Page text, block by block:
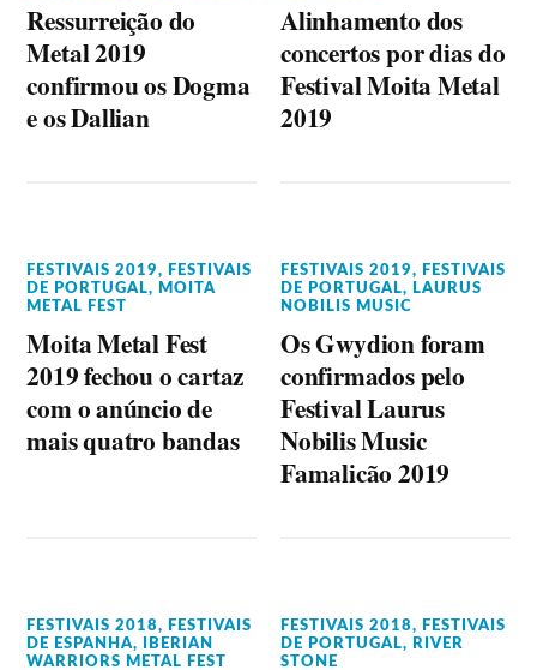
Ressurreição do
Metal 2019
confirmou os Dogma
e os Dallian
Alinhamento dos
concertos por dias do
Festival Moita Metal
2019
FESTIVAIS 2019,
FESTIVAIS
DE PORTUGAL, MOITA
METAL FEST
Moita Metal Fest
2019 fechou o cartaz
com o anúncio de
mais quatro bandas
FESTIVAIS 2019,
FESTIVAIS
DE PORTUGAL,
LAURUS
NOBILIS MUSIC
Os Gwydion foram
confirmados pelo
Festival Laurus
Nobilis Music
Famalicão 2019
FESTIVAIS 2018,
FESTIVAIS
DE ESPANHA,
IBERIAN
WARRIORS METAL FEST
FESTIVAIS 2018,
FESTIVAIS
DE PORTUGAL,
RIVER
STONE